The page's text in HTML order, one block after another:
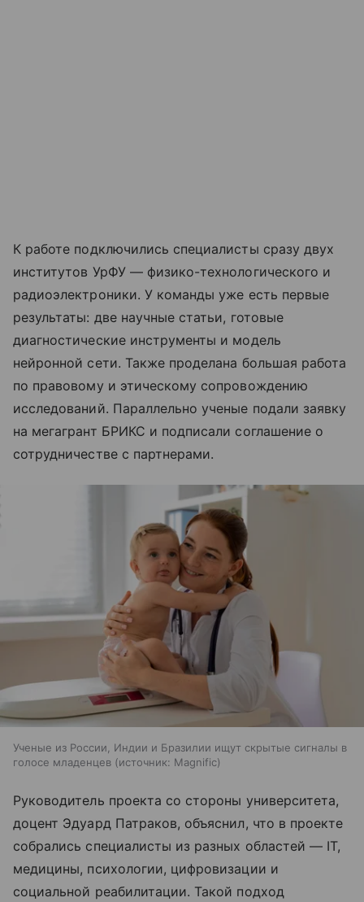
К работе подключились специалисты сразу двух
институтов УрФУ — физико-технологического и
радиоэлектроники. У команды уже есть первые
результаты: две научные статьи, готовые
диагностические инструменты и модель
нейронной сети. Также проделана большая работа
по правовому и этическому сопровождению
исследований. Параллельно ученые подали заявку
на мегагрант БРИКС и подписали соглашение о
сотрудничестве с партнерами.
Ученые из России, Индии и Бразилии ищут скрытые сигналы в
голосе младенцев
источник: Magnific
Руководитель проекта со стороны университета,
доцент Эдуард Патраков, объяснил, что в проекте
собрались специалисты из разных областей — IT,
медицины, психологии, цифровизации и
социальной реабилитации. Такой подход